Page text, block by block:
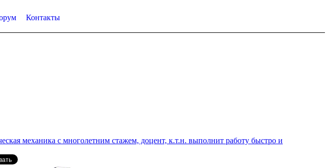
Контакты
механика с многолетним стажем, доцент, к.т.н. выполнит работу быстро и